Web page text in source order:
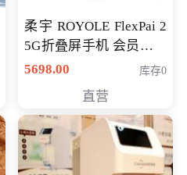
柔宇 ROYOLE FlexPai 2
5G折叠屏手机 会员专享
购买价格 4998元
5698.00 库存0
直营